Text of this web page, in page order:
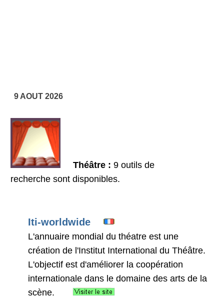
9 AOUT 2026
Théâtre : 9 outils de
recherche sont disponibles.
Iti-worldwide
L'annuaire mondial du théatre est une
création de l'Institut International du Théâtre.
L'objectif est d'améliorer la coopération
internationale dans le domaine des arts de la
scène.